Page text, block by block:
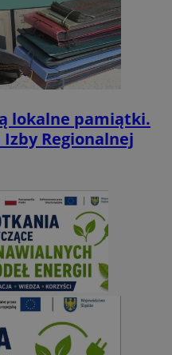
lokalne pamiątki.
Regionalnej